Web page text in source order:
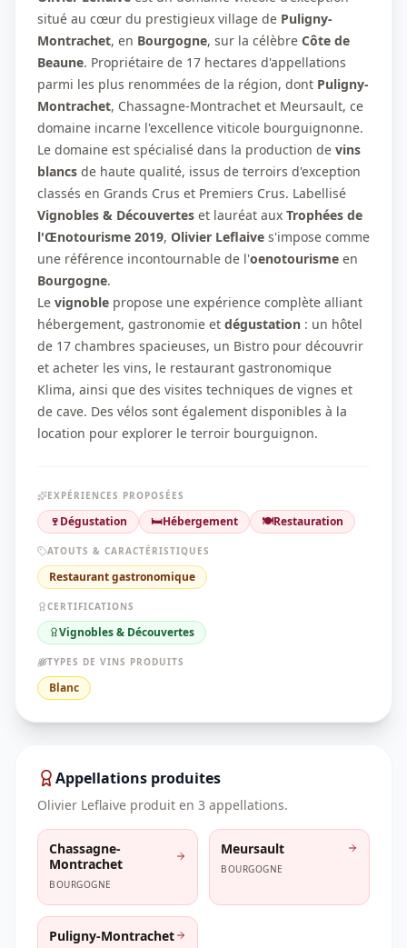
situé au cœur du prestigieux village de Puligny-
Montrachet, en Bourgogne, sur la célèbre Côte de
Beaune. Propriétaire de 17 hectares d'appellations
parmi les plus renommées de la région, dont Puligny-
Montrachet, Chassagne-Montrachet et Meursault, ce
domaine incarne l'excellence viticole bourguignonne.
Le domaine est spécialisé dans la production de vins
blancs de haute qualité, issus de terroirs d'exception
classés en Grands Crus et Premiers Crus. Labellisé
Vignobles & Découvertes et lauréat aux Trophées de
l'Œnotourisme 2019, Olivier Leflaive s'impose comme
une référence incontournable de l'oenotourisme en
Bourgogne.
Le vignoble propose une expérience complète alliant
hébergement, gastronomie et dégustation : un hôtel
de 17 chambres spacieuses, un Bistro pour découvrir
et acheter les vins, le restaurant gastronomique
Klima, ainsi que des visites techniques de vignes et
de cave. Des vélos sont également disponibles à la
location pour explorer le terroir bourguignon.
EXPÉRIENCES PROPOSÉES
🍷Dégustation 🛏️Hébergement 🍽️Restauration
ATOUTS & CARACTÉRISTIQUES
Restaurant gastronomique
CERTIFICATIONS
Vignobles & Découvertes
TYPES DE VINS PRODUITS
Blanc
Appellations produites
Olivier Leflaive produit en 3 appellations.
Chassagne-
Montrachet
BOURGOGNE
Meursault
BOURGOGNE
Puligny-Montrachet